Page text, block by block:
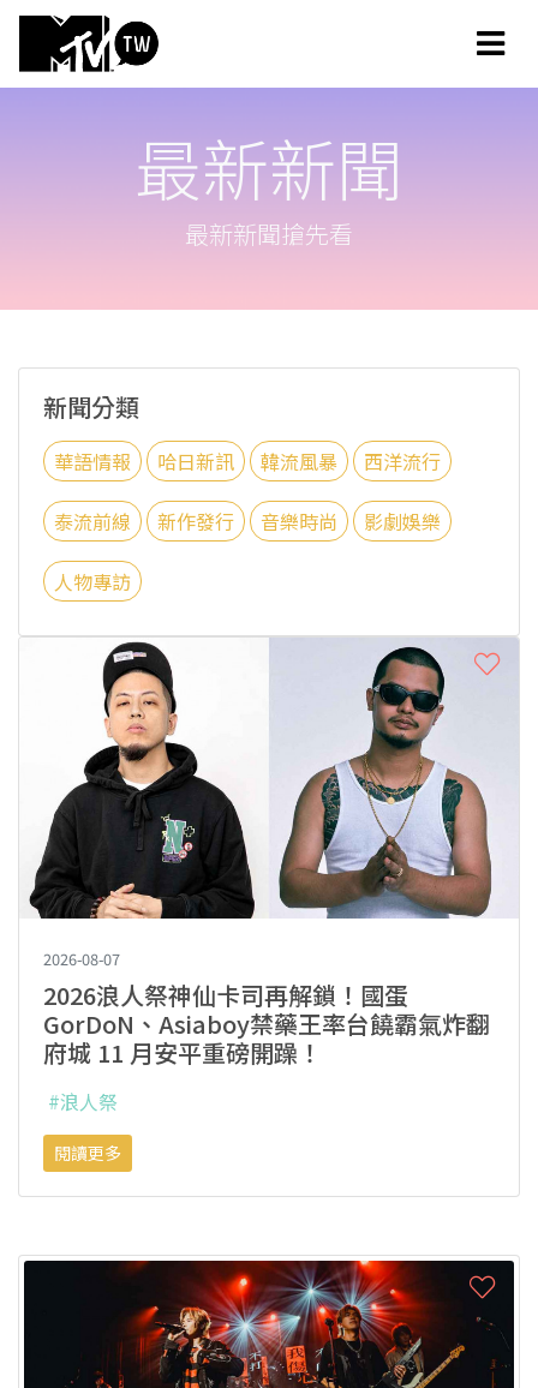
最新新聞
最新新聞搶先看
新聞分類
華語情報 哈日新訊 韓流風暴 西洋流行
泰流前線 新作發行 音樂時尚 影劇娛樂
人物專訪
2026-08-07
2026浪人祭神仙卡司再解鎖！國蛋
GorDoN、Asiaboy禁藥王率台饒霸氣炸翻
府城 11 月安平重磅開躁！
#浪人祭
閱讀更多